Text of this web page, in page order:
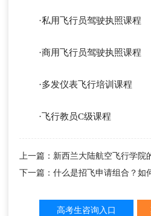
·私用飞行员驾驶执照课程
·商用飞行员驾驶执照课程
·多发仪表飞行培训课程
·飞行教员C级课程
上一篇：新西兰大陆航空飞行学院
下一篇：什么是招飞申请组合？如
高考生咨询入口